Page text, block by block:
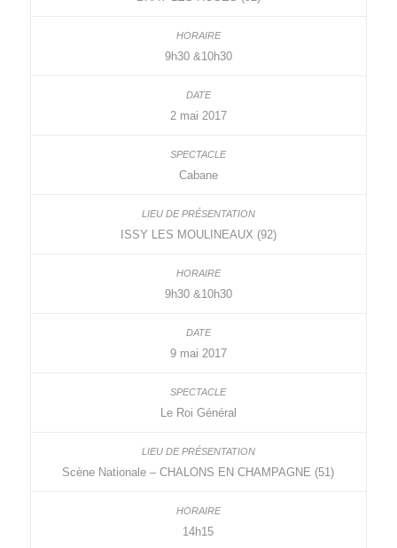
9h30 &10h30
2 mai 2017
Cabane
ISSY LES MOULINEAUX (92)
9h30 &10h30
9 mai 2017
Le Roi Général
Scène Nationale – CHALONS EN CHAMPAGNE (51)
14h15